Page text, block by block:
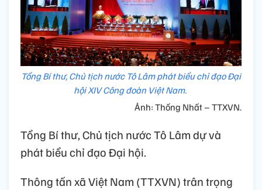
Tổng Bí thư, Chủ tịch nước Tô Lâm phát biểu chỉ đạo Đại
hội XIV Công đoàn Việt Nam.
Ảnh: Thống Nhất – TTXVN.
Tổng Bí thư, Chủ tịch nước Tô Lâm dự và
phát biểu chỉ đạo Đại hội.
Thông tấn xã Việt Nam (TTXVN) trân trọng